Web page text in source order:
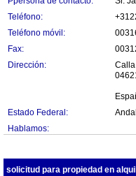
Teléfono:
Teléfono móvil:
Fax:
Dirección:
Estado Federal:
Hablamos:
solicitud para propiedad en